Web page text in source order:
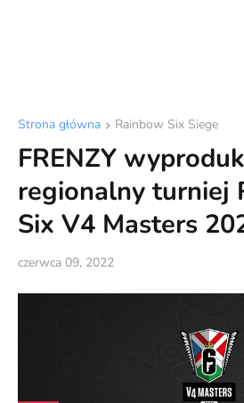
Strona główna Rainbow Six Siege
FRENZY
regionalny turniej
Six V4 Masters
czerwca 09, 2022